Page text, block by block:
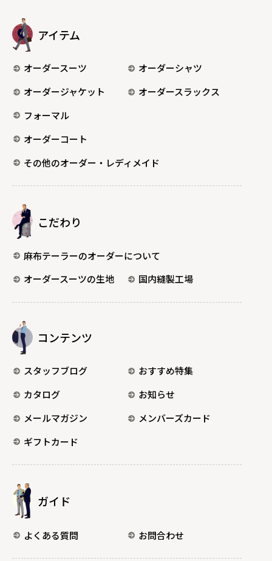
アイテム
オーダースーツ
オーダーシャツ
オーダージャケット
オーダースラックス
フォーマル
オーダーコート
その他のオーダー・レディメイド
こだわり
麻布テーラーのオーダーについて
オーダースーツの生地
国内縫製工場
コンテンツ
スタッフブログ
おすすめ特集
カタログ
お知らせ
メールマガジン
メンバーズカード
ギフトカード
ガイド
よくある質問 お問合わせ